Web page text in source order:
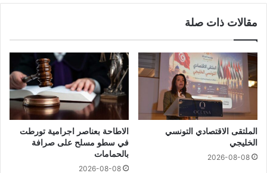
مقالات ذات صلة
الملتقى الاقتصادي التونسي
الخليجي
2026-08-08
الاطاحة بعناصر اجرامية تورطت
في سطو مسلح على صرافة
بالحمامات
2026-08-08